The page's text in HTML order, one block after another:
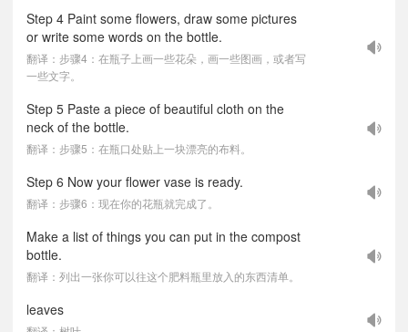
Step 4 Paint some flowers, draw some pictures
or write some words on the bottle.
翻译：步骤4：在瓶子上画一些花朵，画一些图画，或者写
一些文字。
Step 5 Paste a piece of beautiful cloth on the
neck of the bottle.
翻译：步骤5：在瓶口处贴上一块漂亮的布料。
Step 6 Now your flower vase is ready.
翻译：步骤6：现在你的花瓶就完成了。
Make a list of things you can put in the compost
bottle.
翻译：列出一张你可以往这个肥料瓶里放入的东西清单。
leaves